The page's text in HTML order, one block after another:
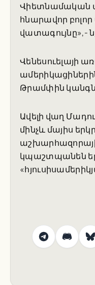
Վիետնամական
հնարավոր
վատագույնը»,-
Վենեսուելայի
Թրամփին
Ավելի վաղ
մինչև մայիս
կպաշտպանեն